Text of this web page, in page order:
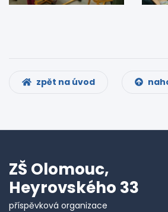
zpět na úvod
ZŠ Olomouc,
Heyrovského 33
příspěvková organizace